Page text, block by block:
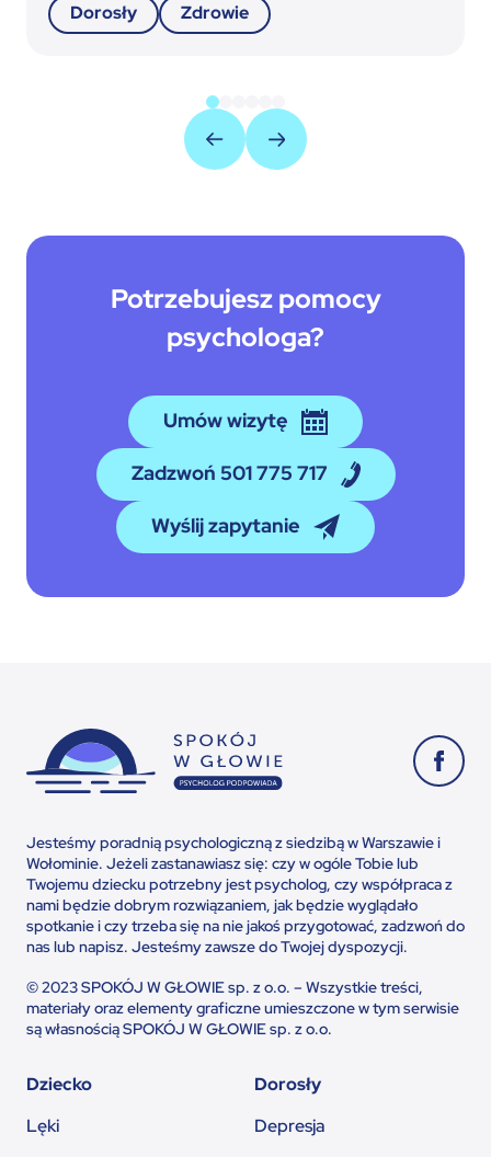
Dorosły Zdrowie
Potrzebujesz pomocy
psychologa?
Umów wizytę
Zadzwoń 501 775 717
Wyślij zapytanie
Jesteśmy poradnią psychologiczną z siedzibą w Warszawie i
Wołominie. Jeżeli zastanawiasz się: czy w ogóle Tobie lub
Twojemu dziecku potrzebny jest psycholog, czy współpraca z
nami będzie dobrym rozwiązaniem, jak będzie wyglądało
spotkanie i czy trzeba się na nie jakoś przygotować, zadzwoń do
nas lub napisz. Jesteśmy zawsze do Twojej dyspozycji.
© 2023 SPOKÓJ W GŁOWIE sp. z o.o. – Wszystkie treści,
materiały oraz elementy graficzne umieszczone w tym serwisie
są własnością SPOKÓJ W GŁOWIE sp. z o.o.
Dziecko
Lęki
Dorosły
Depresja